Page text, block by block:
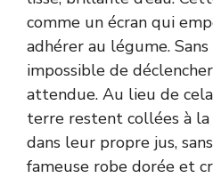
comme un écran qui
adhérer au légume.
impossible de
attendue. Au lieu de
terre restent collées à
dans leur propre jus,
fameuse robe dorée et